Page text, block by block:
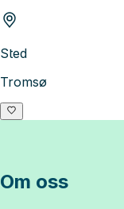
Sted
Tromsø
Om oss